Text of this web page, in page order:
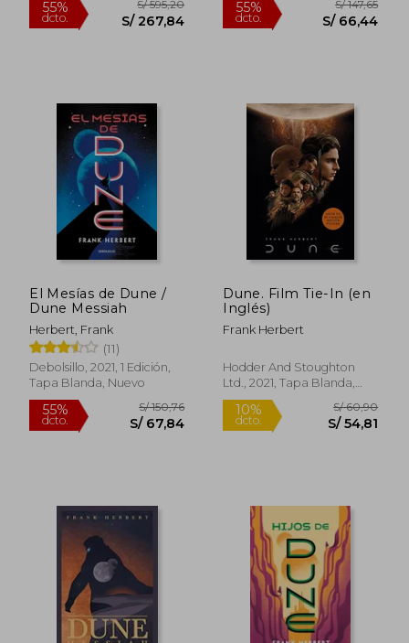
55%
dcto. S/ 104,44
55%
dcto.
(en Inglés)
El Mesías de Dune /
Dune Messiah
Herbert, Frank
(11)
Debolsillo, 2021, 1 Edición,
Tapa Blanda, Nuevo
Dune. Film Tie-In (en
Inglés)
Frank Herbert
Hodder And Stoughton
Ltd., 2021, Tapa Blanda,
Nuevo